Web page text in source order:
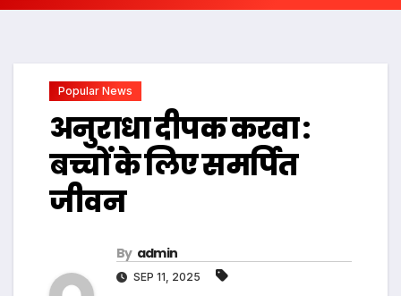
Popular News
अनुराधा दीपक करवा :
बच्चों के लिए समर्पित
जीवन
By admin
SEP 11, 2025